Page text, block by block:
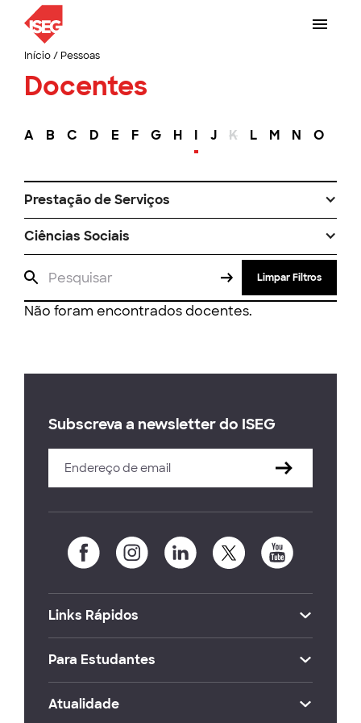
Início/ Pessoas
Docentes
A B C D E F G H I J K L M N O
Prestação de Serviços
Ciências Sociais
Limpar Filtros
Não foram encontrados docentes.
Subscreva a newsletter do ISEG
Links Rápidos
Para Estudantes
Atualidade